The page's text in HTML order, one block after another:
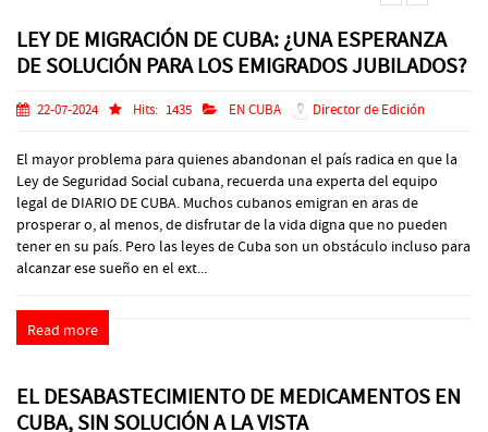
LEY DE MIGRACIÓN DE CUBA: ¿UNA ESPERANZA
DE SOLUCIÓN PARA LOS EMIGRADOS JUBILADOS?
22-07-2024 Hits: 1435 EN CUBA Director de Edición
El mayor problema para quienes abandonan el país radica en que la
Ley de Seguridad Social cubana, recuerda una experta del equipo
legal de DIARIO DE CUBA. Muchos cubanos emigran en aras de
prosperar o, al menos, de disfrutar de la vida digna que no pueden
tener en su país. Pero las leyes de Cuba son un obstáculo incluso para
alcanzar ese sueño en el ext...
Read more
EL DESABASTECIMIENTO DE MEDICAMENTOS EN
CUBA, SIN SOLUCIÓN A LA VISTA